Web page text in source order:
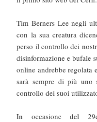
Tim Berners Lee negli
con la sua creatura
perso il controllo dei
disinformazione e bufale
online andrebbe regolata
sarà sempre di più uno
controllo dei suoi
In occasione del